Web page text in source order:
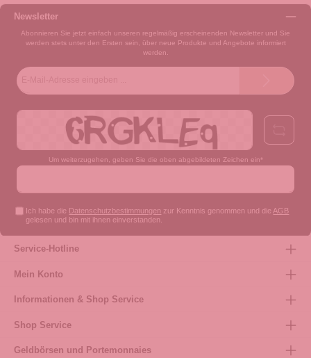
Newsletter
Abonnieren Sie jetzt einfach unseren regelmäßig erscheinenden Newsletter und Sie
werden stets unter den Ersten sein, über neue Produkte und Angebote informiert
werden.
Um weiterzugehen, geben Sie die oben abgebildeten Zeichen ein*
Ich habe die Datenschutzbestimmungen zur Kenntnis genommen und die AGB
gelesen und bin mit ihnen einverstanden.
Service-Hotline
Mein Konto
Informationen & Shop Service
Shop Service
Geldbörsen und Portemonnaies